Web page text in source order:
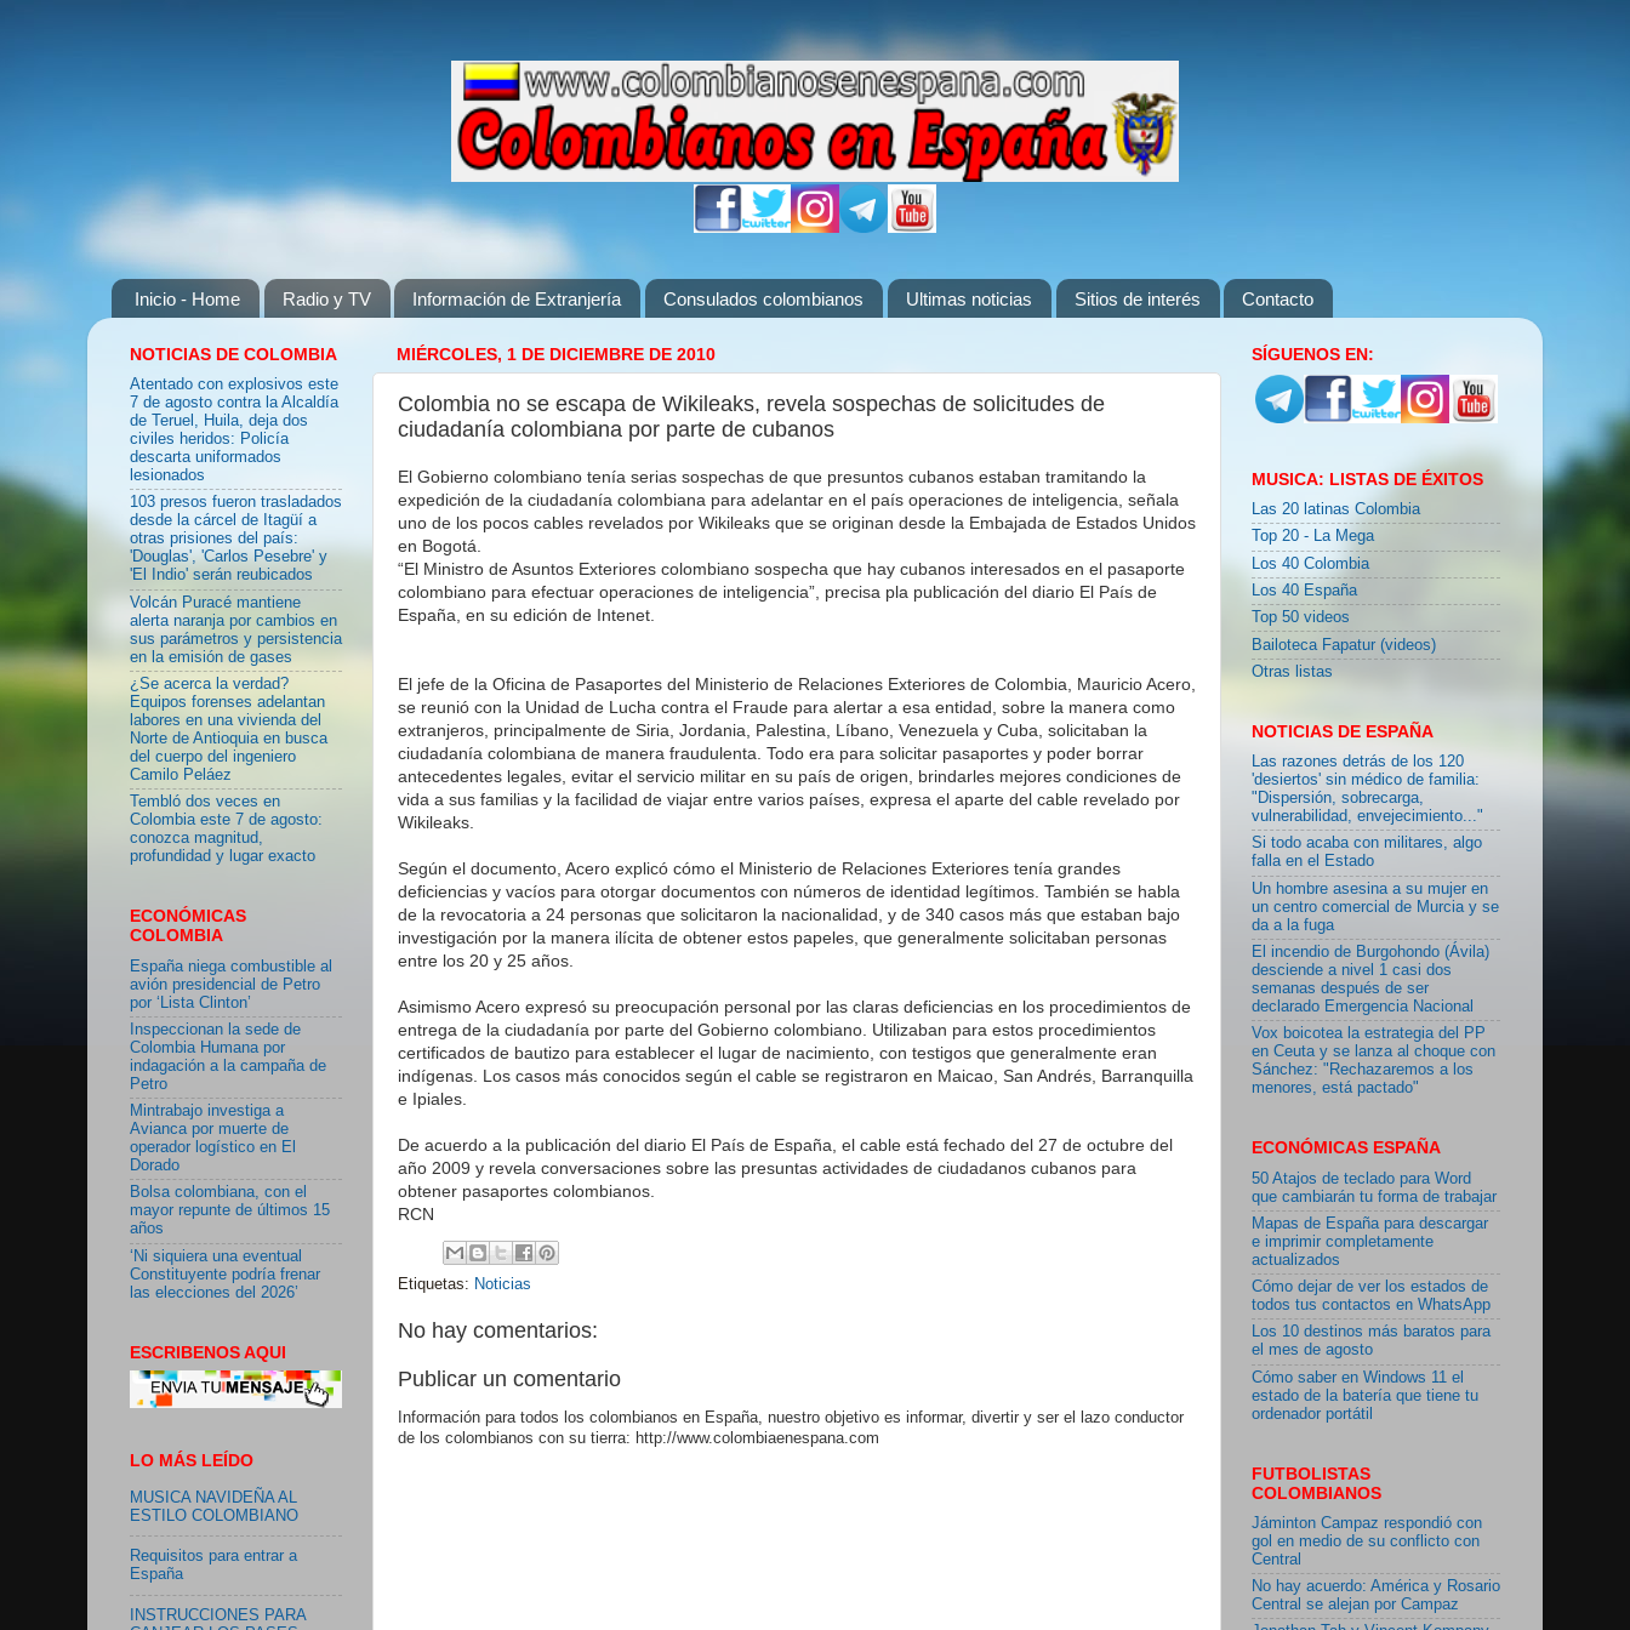
Inicio - Home Radio y TV Información de Extranjería Consulados colombianos Ultimas noticias Sitios de interés Contacto
MIÉRCOLES, 1 DE DICIEMBRE DE 2010
Colombia no se escapa de Wikileaks, revela sospechas de solicitudes de
ciudadanía colombiana por parte de cubanos
El Gobierno colombiano tenía serias sospechas de que presuntos cubanos estaban tramitando la
expedición de la ciudadanía colombiana para adelantar en el país operaciones de inteligencia, señala
uno de los pocos cables revelados por Wikileaks que se originan desde la Embajada de Estados Unidos
en Bogotá.
“El Ministro de Asuntos Exteriores colombiano sospecha que hay cubanos interesados en el pasaporte
colombiano para efectuar operaciones de inteligencia”, precisa pla publicación del diario El País de
España, en su edición de Intenet.
El jefe de la Oficina de Pasaportes del Ministerio de Relaciones Exteriores de Colombia, Mauricio Acero,
se reunió con la Unidad de Lucha contra el Fraude para alertar a esa entidad, sobre la manera como
extranjeros, principalmente de Siria, Jordania, Palestina, Líbano, Venezuela y Cuba, solicitaban la
ciudadanía colombiana de manera fraudulenta. Todo era para solicitar pasaportes y poder borrar
antecedentes legales, evitar el servicio militar en su país de origen, brindarles mejores condiciones de
vida a sus familias y la facilidad de viajar entre varios países, expresa el aparte del cable revelado por
Wikileaks.
Según el documento, Acero explicó cómo el Ministerio de Relaciones Exteriores tenía grandes
deficiencias y vacíos para otorgar documentos con números de identidad legítimos. También se habla
de la revocatoria a 24 personas que solicitaron la nacionalidad, y de 340 casos más que estaban bajo
investigación por la manera ilícita de obtener estos papeles, que generalmente solicitaban personas
entre los 20 y 25 años.
Asimismo Acero expresó su preocupación personal por las claras deficiencias en los procedimientos de
entrega de la ciudadanía por parte del Gobierno colombiano. Utilizaban para estos procedimientos
certificados de bautizo para establecer el lugar de nacimiento, con testigos que generalmente eran
indígenas. Los casos más conocidos según el cable se registraron en Maicao, San Andrés, Barranquilla
e Ipiales.
De acuerdo a la publicación del diario El País de España, el cable está fechado del 27 de octubre del
año 2009 y revela conversaciones sobre las presuntas actividades de ciudadanos cubanos para
obtener pasaportes colombianos.
RCN
Etiquetas: Noticias
No hay comentarios:
Publicar un comentario
Información para todos los colombianos en España, nuestro objetivo es informar, divertir y ser el lazo conductor
de los colombianos con su tierra: http://www.colombiaenespana.com
NOTICIAS DE COLOMBIA
Atentado con explosivos este
7 de agosto contra la Alcaldía
de Teruel, Huila, deja dos
civiles heridos: Policía
descarta uniformados
lesionados
103 presos fueron trasladados
desde la cárcel de Itagüí a
otras prisiones del país:
'Douglas', 'Carlos Pesebre' y
'El Indio' serán reubicados
Volcán Puracé mantiene
alerta naranja por cambios en
sus parámetros y persistencia
en la emisión de gases
¿Se acerca la verdad?
Equipos forenses adelantan
labores en una vivienda del
Norte de Antioquia en busca
del cuerpo del ingeniero
Camilo Peláez
Tembló dos veces en
Colombia este 7 de agosto:
conozca magnitud,
profundidad y lugar exacto
ECONÓMICAS
COLOMBIA
España niega combustible al
avión presidencial de Petro
por ‘Lista Clinton’
Inspeccionan la sede de
Colombia Humana por
indagación a la campaña de
Petro
Mintrabajo investiga a
Avianca por muerte de
operador logístico en El
Dorado
Bolsa colombiana, con el
mayor repunte de últimos 15
años
‘Ni siquiera una eventual
Constituyente podría frenar
las elecciones del 2026’
ESCRIBENOS AQUI
LO MÁS LEÍDO
MUSICA NAVIDEÑA AL
ESTILO COLOMBIANO
Requisitos para entrar a
España
INSTRUCCIONES PARA
SÍGUENOS EN:
MUSICA: LISTAS DE ÉXITOS
Las 20 latinas Colombia
Top 20 - La Mega
Los 40 Colombia
Los 40 España
Top 50 videos
Bailoteca Fapatur (videos)
Otras listas
NOTICIAS DE ESPAÑA
Las razones detrás de los 120
'desiertos' sin médico de familia:
"Dispersión, sobrecarga,
vulnerabilidad, envejecimiento..."
Si todo acaba con militares, algo
falla en el Estado
Un hombre asesina a su mujer en
un centro comercial de Murcia y se
da a la fuga
El incendio de Burgohondo (Ávila)
desciende a nivel 1 casi dos
semanas después de ser
declarado Emergencia Nacional
Vox boicotea la estrategia del PP
en Ceuta y se lanza al choque con
Sánchez: "Rechazaremos a los
menores, está pactado"
ECONÓMICAS ESPAÑA
50 Atajos de teclado para Word
que cambiarán tu forma de trabajar
Mapas de España para descargar
e imprimir completamente
actualizados
Cómo dejar de ver los estados de
todos tus contactos en WhatsApp
Los 10 destinos más baratos para
el mes de agosto
Cómo saber en Windows 11 el
estado de la batería que tiene tu
ordenador portátil
FUTBOLISTAS
COLOMBIANOS
Jáminton Campaz respondió con
gol en medio de su conflicto con
Central
No hay acuerdo: América y Rosario
Central se alejan por Campaz